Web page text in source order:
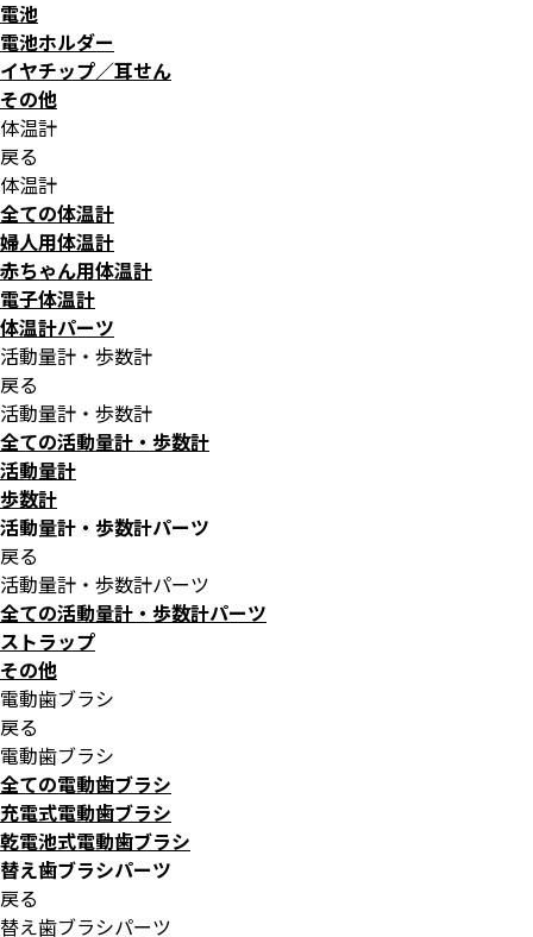
電池
電池ホルダー
イヤチップ／耳せん
その他
体温計
戻る
体温計
全ての体温計
婦人用体温計
赤ちゃん用体温計
電子体温計
体温計パーツ
活動量計・歩数計
戻る
活動量計・歩数計
全ての活動量計・歩数計
活動量計
歩数計
活動量計・歩数計パーツ
戻る
活動量計・歩数計パーツ
全ての活動量計・歩数計パーツ
ストラップ
その他
電動歯ブラシ
戻る
電動歯ブラシ
全ての電動歯ブラシ
充電式電動歯ブラシ
乾電池式電動歯ブラシ
替え歯ブラシパーツ
戻る
替え歯ブラシパーツ